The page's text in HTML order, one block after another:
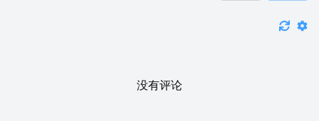
没有评论